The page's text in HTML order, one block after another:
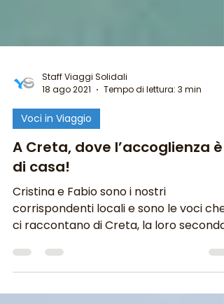
18 ago 2021
Voci in Viaggio
A Creta, dove l’accoglienza è
di casa!
Cristina e Fabio sono i nostri
ci raccontano di Creta, la loro seconda
casa da 7 anni. Una casa...